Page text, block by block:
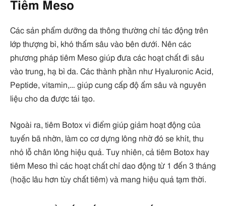
Tiêm Meso
Các sản phẩm dưỡng da thông thường chỉ tác động trên
lớp thượng bì, khó thấm sâu vào bên dưới. Nên các
phương pháp tiêm Meso giúp đưa các hoạt chất đi sâu
vào trung, hạ bì da. Các thành phần như Hyaluronic Acid,
Peptide, vitamin,… giúp cung cấp độ ẩm sâu và nguyên
liệu cho da được tái tạo.
Ngoài ra, tiêm Botox vi điểm giúp giảm hoạt động của
tuyến bã nhờn, làm co cơ dựng lông nhờ đó se khít, thu
nhỏ lỗ chân lông hiệu quả. Tuy nhiên, cả tiêm Botox hay
tiêm Meso thì các hoạt chất chỉ dao động từ 1 đến 3 tháng
(hoặc lâu hơn tùy chất tiêm) và mang hiệu quả tạm thời.